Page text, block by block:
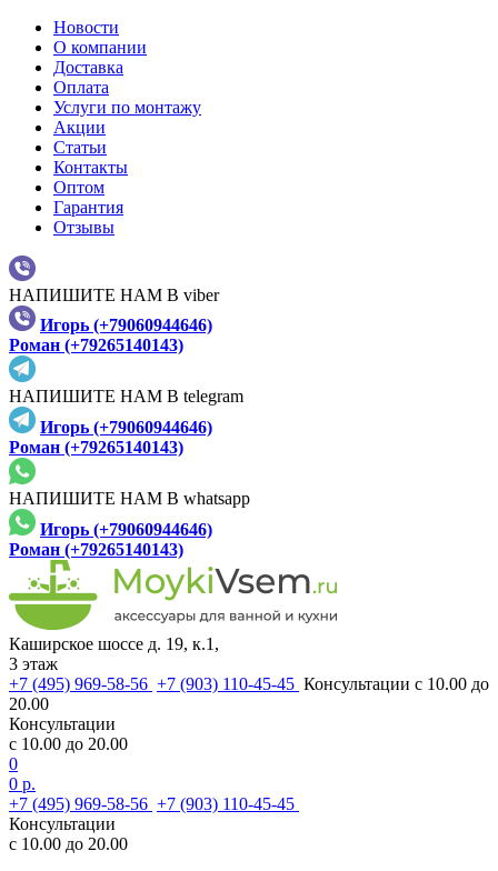
Новости
О компании
Доставка
Оплата
Услуги по монтажу
Акции
Статьи
Контакты
Оптом
Гарантия
Отзывы
НАПИШИТЕ НАМ В viber
Игорь (+79060944646)
Роман (+79265140143)
НАПИШИТЕ НАМ В telegram
Игорь (+79060944646)
Роман (+79265140143)
НАПИШИТЕ НАМ В whatsapp
Игорь (+79060944646)
Роман (+79265140143)
Каширское шоссе д. 19, к.1,
3 этаж
+7 (495) 969-58-56 +7 (903) 110-45-45 Консультации с 10.00 до
20.00
Консультации
с 10.00 до 20.00
0
0 р.
+7 (495) 969-58-56 +7 (903) 110-45-45
Консультации
с 10.00 до 20.00